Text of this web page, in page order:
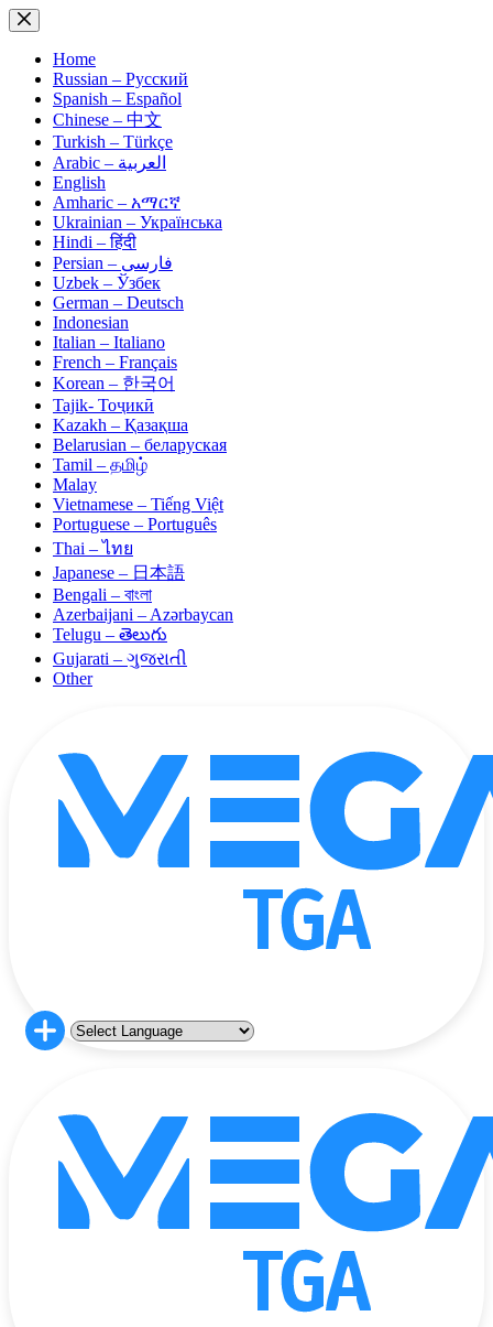
Skip
to
contentHome
Russian – Русский
Spanish – Español
Chinese – 中文
Turkish – Türkçe
Arabic – العربية
English
Amharic – አማርኛ
Ukrainian – Українська
Hindi – हिंदी
Persian – فارسی
Uzbek – Ўзбек
German – Deutsch
Indonesian
Italian – Italiano
French – Français
Korean – 한국어
Tajik- Тоҷикӣ
Kazakh – Қазақша
Belarusian – беларуская
Tamil – தமிழ்
Malay
Vietnamese – Tiếng Việt
Portuguese – Português
Thai – ไทย
Japanese – 日本語
Bengali – বাংলা
Azerbaijani – Azərbaycan
Telugu – తెలుగు
Gujarati – ગુજરાતી
Other